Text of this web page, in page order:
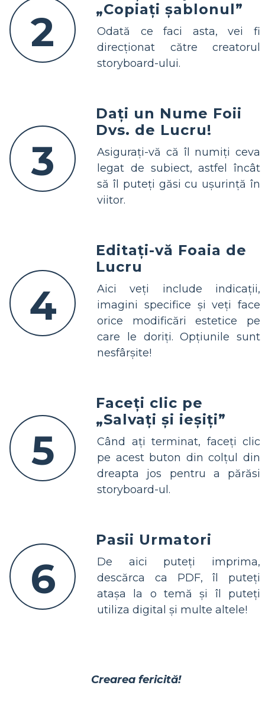
2
„Copiați șablonul”
Odată ce faci asta, vei fi
direcționat către creatorul
storyboard-ului.
3
Dați un Nume Foii
Dvs. de Lucru!
Asigurați-vă că îl numiți ceva
legat de subiect, astfel încât
să îl puteți găsi cu ușurință în
viitor.
4
Editați-vă Foaia de
Lucru
Aici veți include indicații,
imagini specifice și veți face
orice modificări estetice pe
care le doriți. Opțiunile sunt
nesfârșite!
5
Faceți clic pe
„Salvați și ieșiți”
Când ați terminat, faceți clic
pe acest buton din colțul din
dreapta jos pentru a părăsi
storyboard-ul.
6
Pasii Urmatori
De aici puteți imprima,
descărca ca PDF, îl puteți
atașa la o temă și îl puteți
utiliza digital și multe altele!
Crearea fericită!